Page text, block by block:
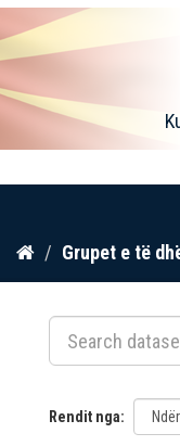
Kalo
përmbajtja
Grupet e të
Rendit nga